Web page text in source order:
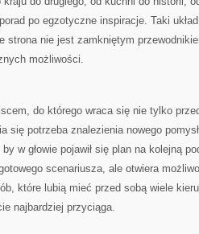
po egzotyczne inspiracje. Taki
strona nie jest zamkniętym
możliwości.
do którego wraca się nie tylko
się potrzeba znalezienia nowego
w głowie pojawił się plan na kolejną
scenariusza, ale otwiera
które lubią mieć przed sobą wiele
najbardziej przyciąga.